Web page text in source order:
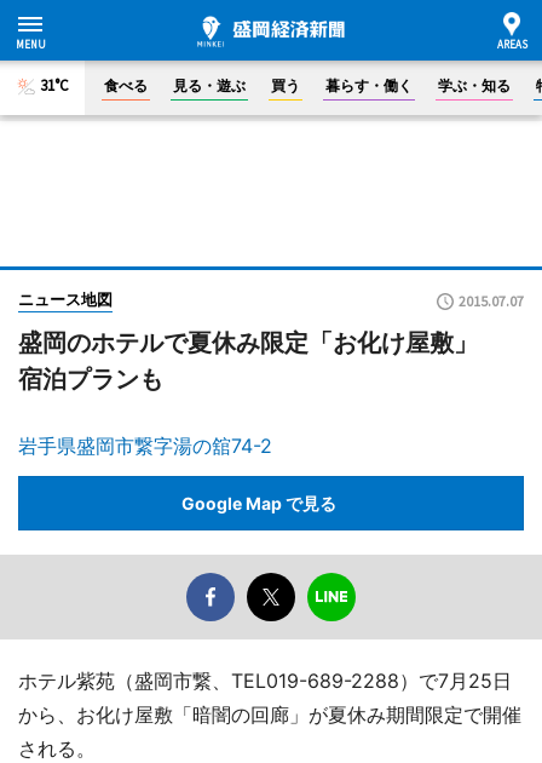
31°C 食べる 見る・遊ぶ 買う 暮らす・働く 学ぶ・知る
ニュース地図 2015.07.07
盛岡のホテルで夏休み限定「お化け屋敷」
宿泊プランも
岩手県盛岡市繋字湯の舘74-2
Google Map で見る
ホテル紫苑（盛岡市繋、TEL019-689-2288）で7月25日
から、お化け屋敷「暗闇の回廊」が夏休み期間限定で開催
される。